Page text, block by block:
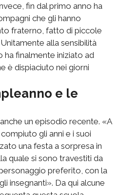
fin dal primo anno ha
che gli hanno
fraterno, fatto di piccole
alla sensibilità
ha finalmente iniziato ad
è dispiaciuto nei giorni
e le
un episodio recente. «A
gli anni e i suoi
una festa a sorpresa in
quale si sono travestiti da
preferito, con la
insegnanti». Da qui alcune